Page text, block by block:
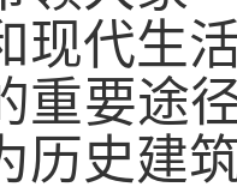
现代生
重要途
历史建